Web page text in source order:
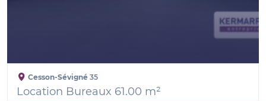
Cesson-Sévigné 35
Location Bureaux 61.00 m²